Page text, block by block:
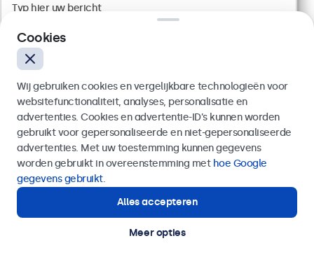
€ 499,00
€ 603,79 incl. btw
Verzenden
Of bel ons op
Hulp of advies nodig?
Direct contact met een specialist.
Cookies
Wij gebruiken cookies en vergelijkbare technologieën voor
websitefunctionaliteit, analyses, personalisatie en
advertenties. Cookies en advertentie-ID’s kunnen worden
gebruikt voor gepersonaliseerde en niet-gepersonaliseerde
advertenties. Met uw toestemming kunnen gegevens
worden gebruikt in overeenstemming met hoe Google
gegevens gebruikt.
Alles accepteren
Meer opties